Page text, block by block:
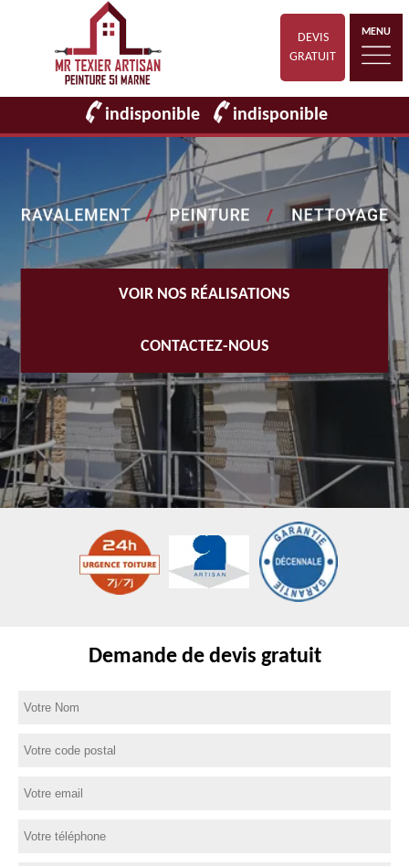
DEVIS
GRATUIT
MENU
indisponible indisponible
VOIR NOS RÉALISATIONS
CONTACTEZ-NOUS
Demande de devis gratuit